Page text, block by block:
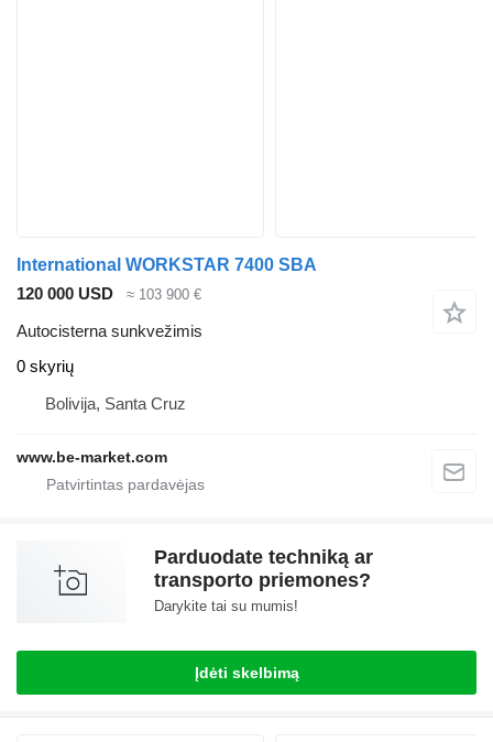
International WORKSTAR 7400 SBA
120 000 USD
≈ 103 900 €
Autocisterna sunkvežimis
0 skyrių
Bolivija, Santa Cruz
www.be-market.com
Parduodate techniką ar
transporto priemones?
Darykite tai su mumis!
Įdėti skelbimą